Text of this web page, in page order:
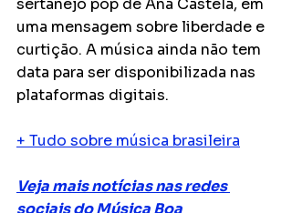
sertanejo pop de Ana Castela, em
uma mensagem sobre liberdade e
curtição. A música ainda não tem
data para ser disponibilizada nas
plataformas digitais.
+ Tudo sobre música brasileira
Veja mais notícias nas redes
sociais do Música Boa